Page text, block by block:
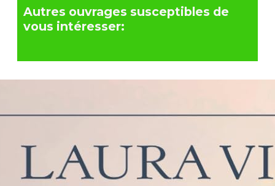
Autres ouvrages susceptibles de
vous intéresser: